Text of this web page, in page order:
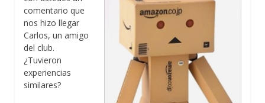
comentario que
nos hizo llegar
Carlos, un amigo
del club.
¿Tuvieron
experiencias
similares?